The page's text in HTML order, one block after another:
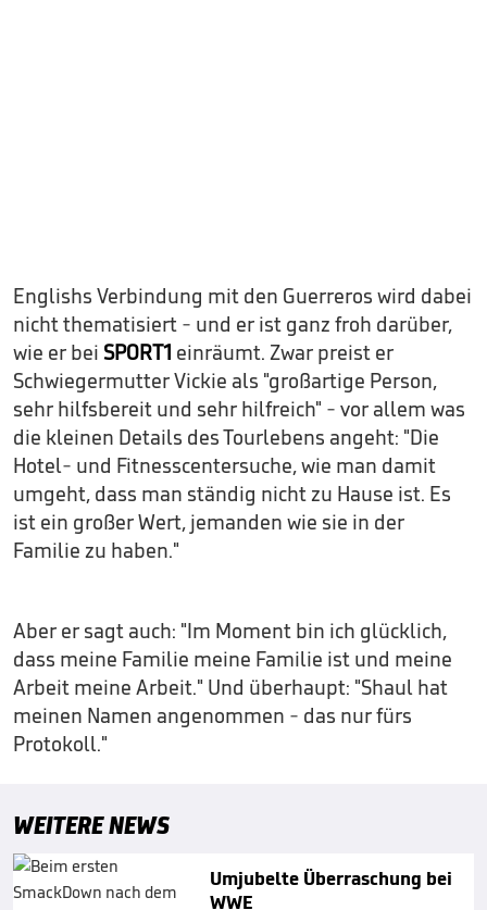
Englishs Verbindung mit den Guerreros wird dabei
nicht thematisiert - und er ist ganz froh darüber,
wie er bei SPORT1 einräumt. Zwar preist er
Schwiegermutter Vickie als "großartige Person,
sehr hilfsbereit und sehr hilfreich" - vor allem was
die kleinen Details des Tourlebens angeht: "Die
Hotel- und Fitnesscentersuche, wie man damit
umgeht, dass man ständig nicht zu Hause ist. Es
ist ein großer Wert, jemanden wie sie in der
Familie zu haben."
Aber er sagt auch: "Im Moment bin ich glücklich,
dass meine Familie meine Familie ist und meine
Arbeit meine Arbeit." Und überhaupt: "Shaul hat
meinen Namen angenommen - das nur fürs
Protokoll."
WEITERE NEWS
Umjubelte Überraschung bei
WWE